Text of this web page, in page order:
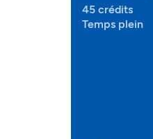
45 crédits
Temps plein